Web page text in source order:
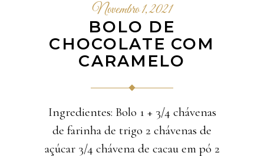
Novembro 1, 2021
BOLO DE
CHOCOLATE COM
CARAMELO
Ingredientes: Bolo 1 + 3/4 chávenas
de farinha de trigo 2 chávenas de
açúcar 3/4 chávena de cacau em pó 2